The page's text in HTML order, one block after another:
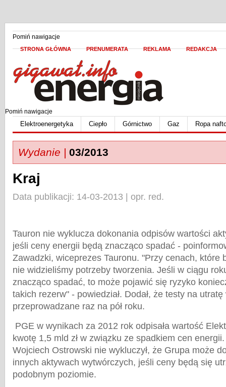
Pomiń nawigacje
STRONA GŁÓWNA PRENUMERATA REKLAMA REDAKCJA
Pomiń nawigacje
Elektroenergetyka Ciepło Górnictwo Gaz Ropa
Wydanie | 03/2013
Kraj
Data publikacji: 14-03-2013 | opr. red.
Tauron nie wyklucza dokonania odpisów wartości
jeśli ceny energii będą znacząco spadać -
Zawadzki, wiceprezes Tauronu. "Przy cenach, które
nie widzieliśmy potrzeby tworzenia. Jeśli w ciągu
znacząco spadać, to może pojawić się ryzyko
takich rezerw" - powiedział. Dodał, że testy na
przeprowadzane raz na pół roku.
PGE w wynikach za 2012 rok odpisała wartość
kwotę 1,5 mld zł w związku ze spadkiem cen
Wojciech Ostrowski nie wykluczył, że Grupa może
innych aktywach wytwórczych, jeśli ceny będą się
podobnym poziomie.